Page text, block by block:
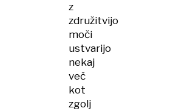
z
združitvijo
moči
ustvarijo
nekaj
več
kot
zgolj